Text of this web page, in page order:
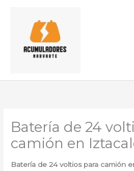
contenido
Batería de 24
camión en
Batería de 24 voltios para camión